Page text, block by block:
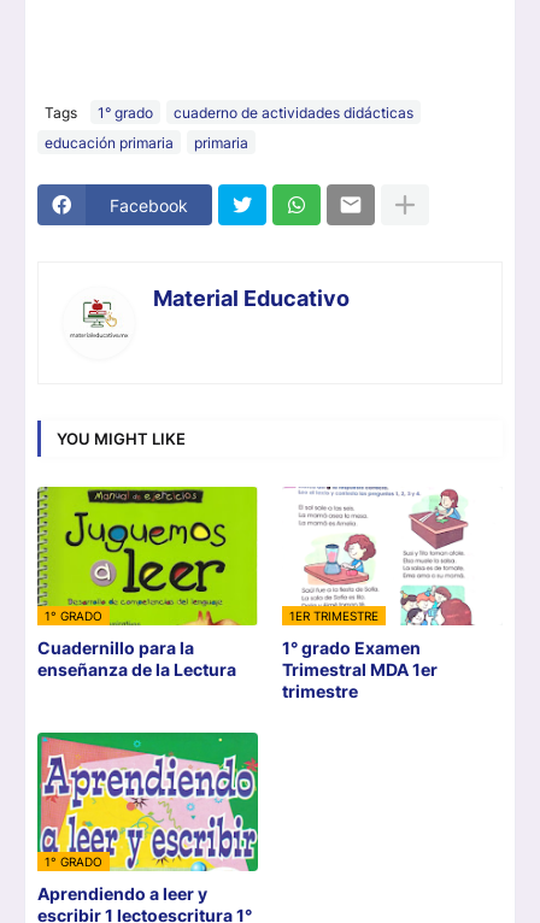
Tags 1° grado
cuaderno de actividades didácticas
educación primaria
primaria
Facebook
Material Educativo
YOU MIGHT LIKE
1° GRADO
Cuadernillo para la
enseñanza de la Lectura
1ER TRIMESTRE
1° grado Examen
Trimestral MDA 1er
trimestre
1° GRADO
Aprendiendo a leer y
escribir 1 lectoescritura 1°